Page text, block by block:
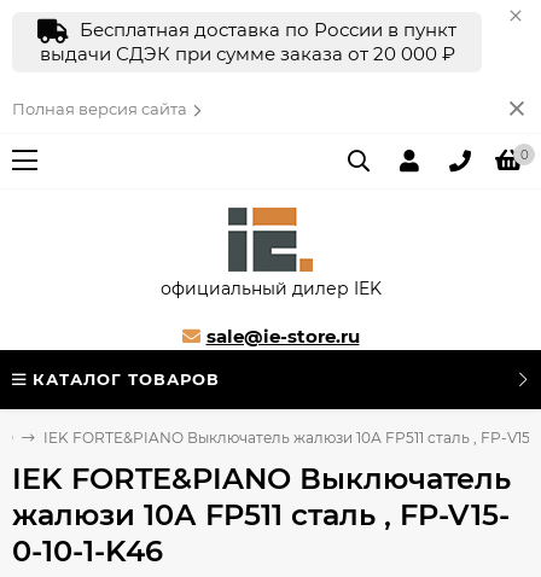
Бесплатная доставка по России в пункт
выдачи СДЭК при сумме заказа от 20 000 ₽
Полная версия сайта
0
официальный дилер IEK
sale@ie-store.ru
КАТАЛОГ ТОВАРОВ
IEK FORTE&PIANO Выключатель жалюзи 10А FP511 сталь , FP-V15-
IEK FORTE&PIANO Выключатель
жалюзи 10А FP511 сталь , FP-V15-
0-10-1-K46